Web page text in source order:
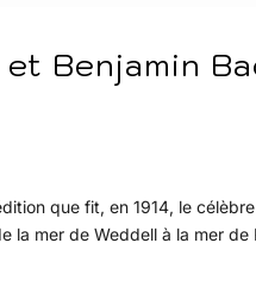
Benjamin
que fit, en 1914, le
mer de Weddell à la mer de